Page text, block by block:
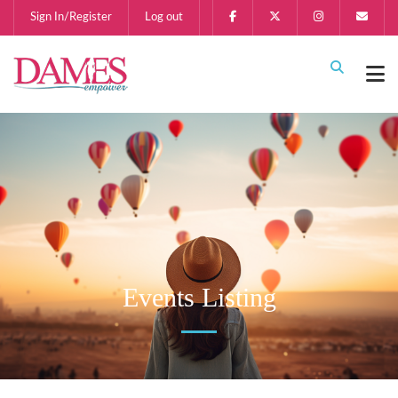
Sign In/Register Log out
Events Listing